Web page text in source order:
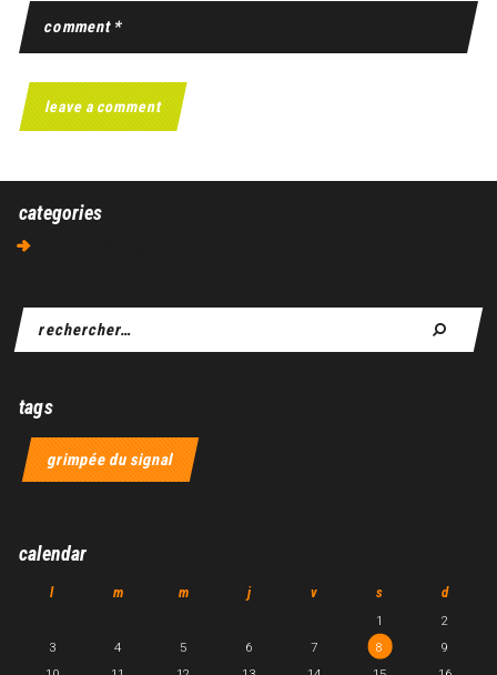
categories
tags
grimpée du signal
calendar
l m m j v s d
1
2
3
4 5 6 7 8
9